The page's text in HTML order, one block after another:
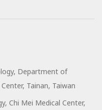
Department of
Tainan, Taiwan
Chi Mei Medical Center,